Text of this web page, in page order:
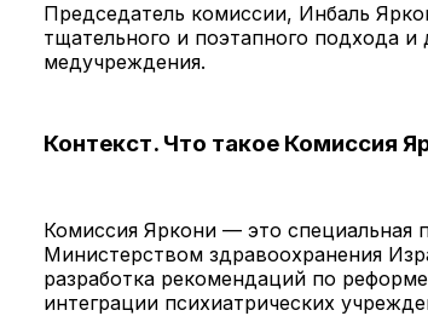
Председатель комиссии, Инбаль
тщательного и поэтапного подхода
медучреждения.
Контекст. Что такое Комиссия
Комиссия Яркони — это специальная
Министерством здравоохранения
разработка рекомендаций по
интеграции психиатрических